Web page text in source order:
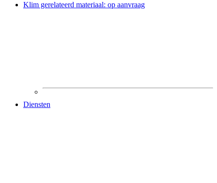
Klim gerelateerd materiaal: op aanvraag
Diensten